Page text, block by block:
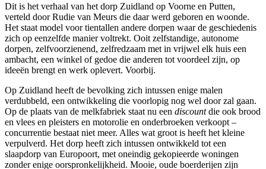
Dit is het verhaal van het dorp Zuidland op Voorne en Putten,
verteld door Rudie van Meurs die daar werd geboren en woonde.
Het staat model voor tientallen andere dorpen waar de geschiedenis
zich op eenzelfde manier voltrekt. Ooit zelfstandige, autonome
dorpen, zelfvoorzienend, zelfredzaam met in vrijwel elk huis een
ambacht, een winkel of gedoe die anderen tot voordeel zijn, op
ideeën brengt en werk oplevert. Voorbij.
Op Zuidland heeft de bevolking zich intussen enige malen
verdubbeld, een ontwikkeling die voorlopig nog wel door zal gaan.
Op de plaats van de melkfabriek staat nu een discountdie ook brood
en vlees en pleisters en motorolie en onderbroeken verkoopt –
concurrentie bestaat niet meer. Alles wat groot is heeft het kleine
verpulverd. Het dorp heeft zich intussen ontwikkeld tot een
slaapdorp van Europoort, met oneindig gekopieerde woningen
zonder enige oorspronkelijkheid. Mooie, oude boerderijen zijn